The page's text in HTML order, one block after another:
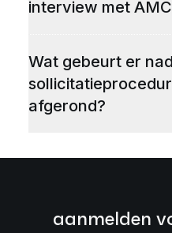
interview met
Wat gebeurt er
afgerond?
aanmelden